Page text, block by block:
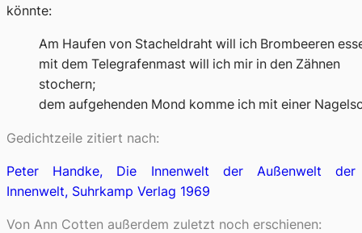
könnte:
Am Haufen von Stacheldraht will ich Brombeeren
mit dem Telegrafenmast will ich mir in den Zähnen
stochern;
dem aufgehenden Mond komme ich mit einer
Gedichtzeile zitiert nach:
Peter Handke, Die Innenwelt der Außenwelt der
Innenwelt, Suhrkamp Verlag 1969
Von Ann Cotten außerdem zuletzt noch erschienen: